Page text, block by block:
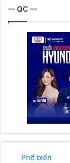
— QC —
Phổ biến